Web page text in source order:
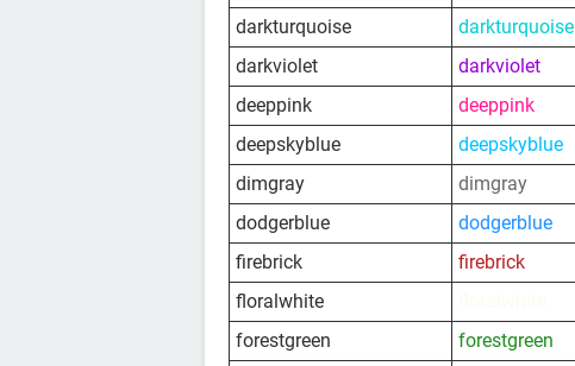
darkturquoise
darkturquoise
darkviolet
darkviolet
deeppink
deeppink
deepskyblue
deepskyblue
dimgray
dimgray
dodgerblue
dodgerblue
firebrick
firebrick
floralwhite
forestgreen
forestgreen